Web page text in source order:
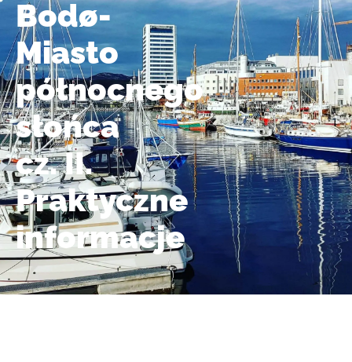
Bodø-
Miasto
północnego
słońca
cz. II.
Praktyczne
informacje